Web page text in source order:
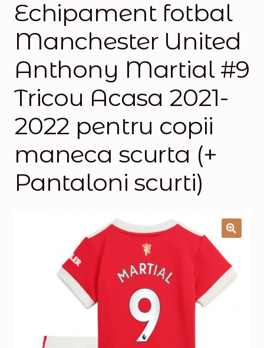
Magazinul
Echipament fotbal
Manchester United
Anthony Martial #9
Tricou Acasa 2021-
2022 pentru copii
maneca scurta (+
Pantaloni scurti)